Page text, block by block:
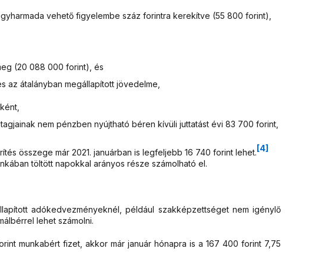
vehető figyelembe száz forintra kerekítve (55 800 forint),
(20 088 000 forint), és
az átalányban megállapított jövedelme,
nem pénzben nyújtható béren kívüli juttatást évi 83 700 forint,
összege már 2021. januárban is legfeljebb 16 740 forint lehet. [4]
töltött napokkal arányos része számolható el.
adókedvezményeknél, például szakképzettséget nem igénylő
lehet számolni.
munkabért fizet, akkor már január hónapra is a 167 400 forint 7,75